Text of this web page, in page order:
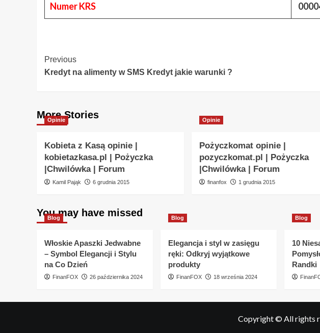
Numer KRS
Post
Navigation
Previous
Kredyt na alimenty w SMS Kredyt jakie warunki ?
More Stories
Opinie
Kobieta z Kasą opinie |
kobietazkasa.pl | Pożyczka
|Chwilówka | Forum
Kamil Pająk 6 grudnia 2015
Opinie
Pożyczkomat opinie |
pozyczkomat.pl | Pożyczka
|Chwilówka | Forum
finanfox 1 grudnia 2015
You may have missed
Blog
Włoskie Apaszki Jedwabne
– Symbol Elegancji i Stylu
na Co Dzień
FinanFOX 26 października 2024
Blog
Elegancja i styl w zasięgu
ręki: Odkryj wyjątkowe
produkty
FinanFOX 18 września 2024
Blog
10
Randki
Copyright © All rights